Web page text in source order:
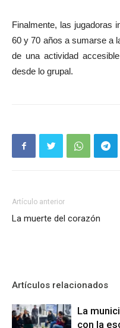
Finalmente, las jugadoras
60 y 70 años a sumarse a
de una actividad
desde lo grupal.
Artículo anterior
La muerte del corazón
Artículos relacionados
La
con la